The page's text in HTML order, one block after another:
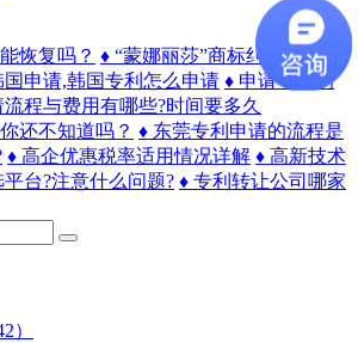
恢复吗？ ♦ “蒙娜丽莎”商标纠纷案历经
国申请,韩国专利怎么申请 ♦ 申请专利的
程与费用有哪些?时间要多久
还不知道吗？ ♦ 东莞专利申请的流程是
♦ 高企优惠税率适用情况详解 ♦ 高新技术
台?注意什么问题? ♦ 专利转让公司哪家
）